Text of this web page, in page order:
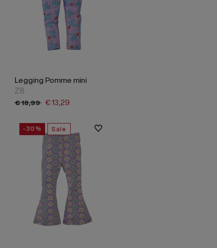
Legging Pomme mini
Z8
€18,99 €13,29
-30% Sale